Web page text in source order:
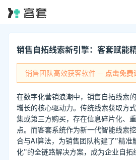
销售自拓线索新引擎：客套赋能
销售团队高效获客软件 — 点击免费
在数字化营销浪潮中，销售自拓线索
增长的核心驱动力。传统线索获取方
集或第三方购买，存在信息碎片化、
点。而客套系统作为新一代智能线索
合与AI算法，为销售团队构建了"精准
化"的全链路解决方案，成为企业自拓